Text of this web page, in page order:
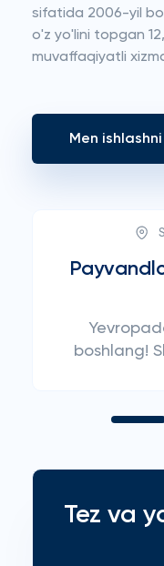
sifatida 2006-yil
o'z yo'lini topgan
muvaffaqiyatli
Men
boshlang!
Tez va